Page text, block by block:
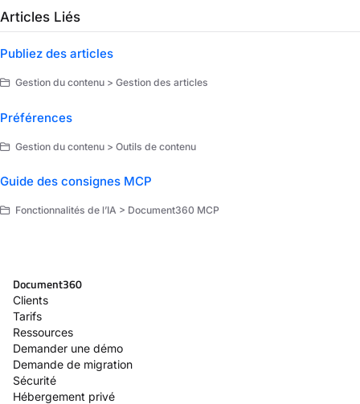
Articles Liés
Publiez des articles
Gestion du contenu > Gestion des articles
Préférences
Gestion du contenu > Outils de contenu
Guide des consignes MCP
Fonctionnalités de l’IA > Document360 MCP
Document360
Clients
Tarifs
Ressources
Demander une démo
Demande de migration
Sécurité
Hébergement privé